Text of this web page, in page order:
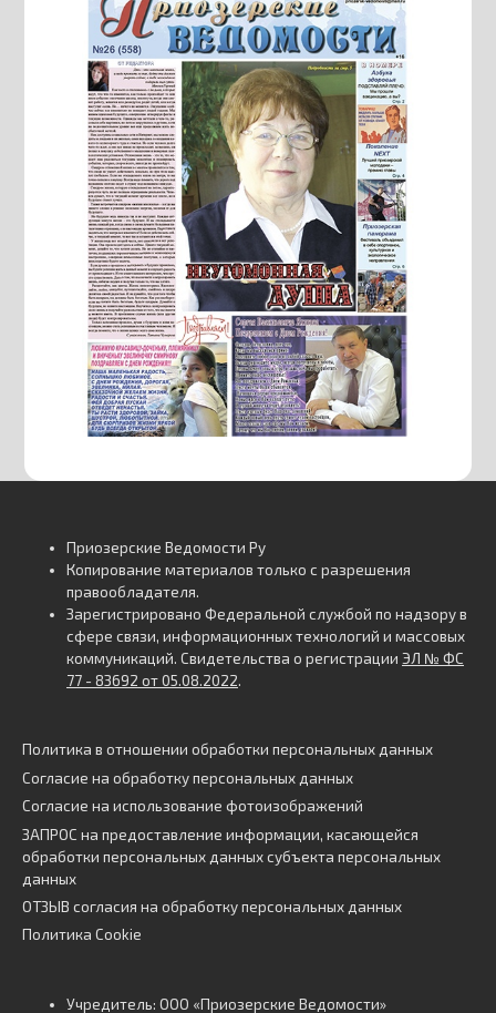
Приозерские Ведомости Ру
Копирование материалов только с разрешения
правообладателя.
Зарегистрировано Федеральной службой по надзору в
сфере связи, информационных технологий и массовых
коммуникаций. Свидетельства о регистрации ЭЛ № ФС
77 - 83692 от 05.08.2022.
Политика в отношении обработки персональных данных
Согласие на обработку персональных данных
Согласие на использование фотоизображений
ЗАПРОС на предоставление информации, касающейся
обработки персональных данных субъекта персональных
данных
ОТЗЫВ согласия на обработку персональных данных
Политика Cookie
Учредитель: ООО «Приозерские Ведомости»